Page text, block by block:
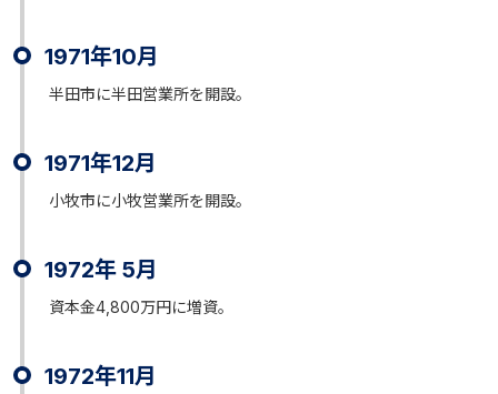
1971年10月
半田市に半田営業所を開設。
1971年12月
小牧市に小牧営業所を開設。
1972年 5月
資本金4,800万円に増資。
1972年11月